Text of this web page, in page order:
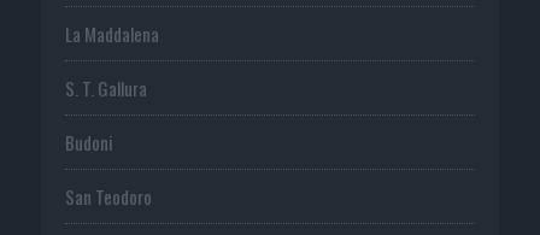
La Maddalena
S. T. Gallura
Budoni
San Teodoro